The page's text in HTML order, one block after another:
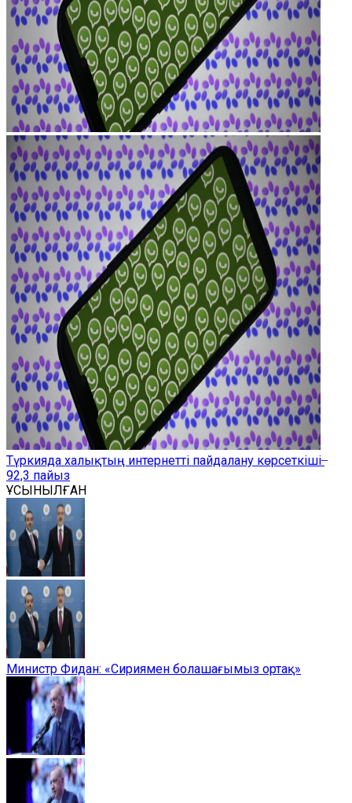
Түркияда халықтың интернетті пайдалану көрсеткіші ̶
92,3 пайыз
ҰСЫНЫЛҒАН
Министр Фидан: «Сириямен болашағымыз ортақ»